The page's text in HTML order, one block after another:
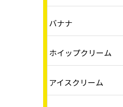
バナナ
ホイップクリーム
アイスクリーム